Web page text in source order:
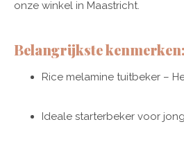
onze winkel in Maastricht.
Belangrijkste kenmerken:
Rice melamine tuitbeker –
Ideale starterbeker voor